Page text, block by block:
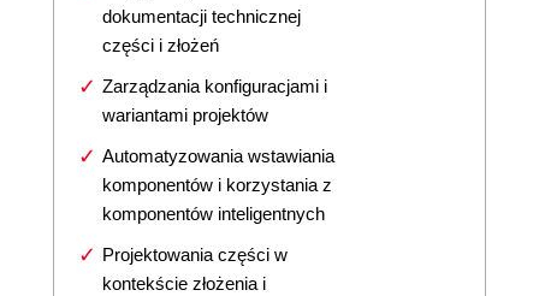
dokumentacji technicznej
części i złożeń
Zarządzania konfiguracjami i
wariantami projektów
Automatyzowania wstawiania
komponentów i korzystania z
komponentów inteligentnych
Projektowania części w
kontekście złożenia i